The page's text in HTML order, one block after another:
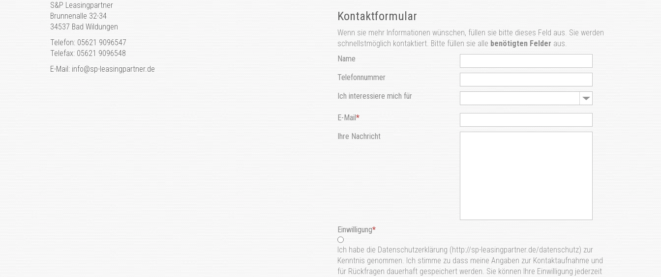
S&P Leasingpartner
Brunnenalle 32-34
34537 Bad Wildungen
Telefon: 05621 9096547
Telefax: 05621 9096548
E-Mail: info@sp-leasingpartner.de
Kontaktformular
Wenn sie mehr Informationen wünschen, füllen sie bitte dieses Feld aus. Sie werden
schnellstmöglich kontaktiert. Bitte füllen sie alle benötigten Felder aus.
Name
Telefonnummer
Ich interessiere mich für
E-Mail
Ihre Nachricht
Einwilligung
Ich habe die Datenschutzerklärung (http://sp-leasingpartner.de/datenschutz) zur
Kenntnis genommen. Ich stimme zu dass meine Angaben zur Kontaktaufnahme und
für Rückfragen dauerhaft gespeichert werden. Sie können Ihre Einwilligung jederzeit